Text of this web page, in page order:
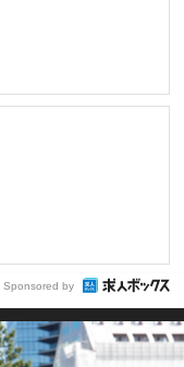
Sponsored by